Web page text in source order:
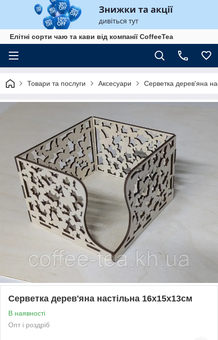
Елітні сорти чаю та кави від компанії CoffeeTea
Товари та послуги Аксесуари Серветка дерев'яна
Серветка дерев'яна настільна 16х15х13см
В наявності
Опт і роздріб